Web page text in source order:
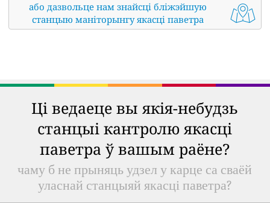
або дазвольце нам знайсці бліжэйшую
станцыю маніторынгу якасці паветра
Ці ведаеце вы якія-небудзь
станцыі кантролю якасці
паветра ў вашым раёне?
чаму б не прыняць удзел у карце са сваёй
уласнай станцыяй якасці паветра?